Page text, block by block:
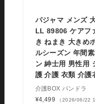
パジャマ メンズ
LL 89806 ケアフ
き ねまき 大きめ
ルシーズン 年間
ン 紳士用 男性用
護 介護 衣類 介護
介護BOX パンドラ
¥4,499
（2026/06/22